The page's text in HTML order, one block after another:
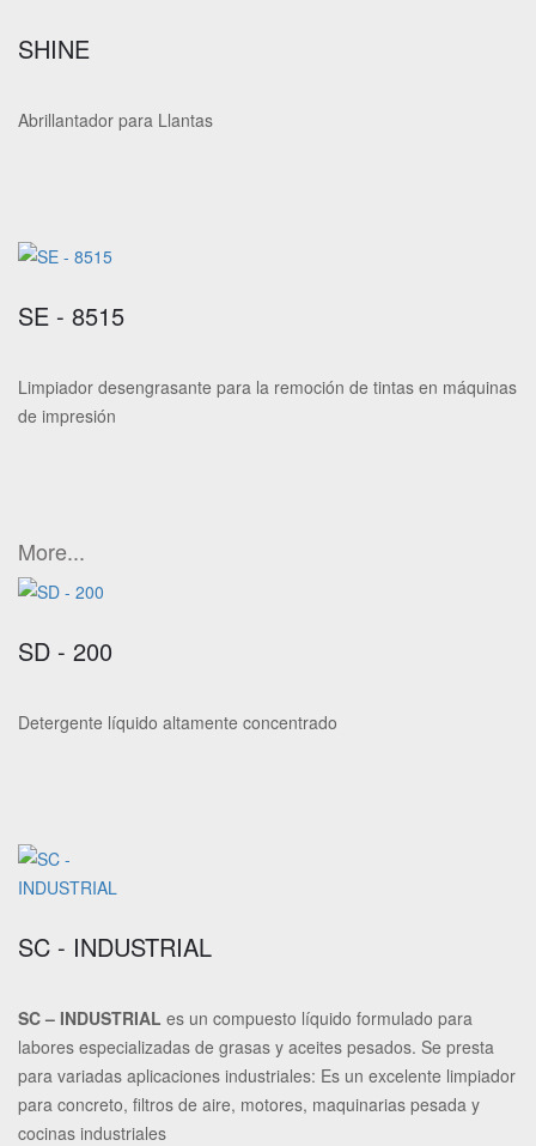
SHINE
Abrillantador para Llantas
SE - 8515
Limpiador desengrasante para la remoción de tintas en máquinas
de impresión
More...
SD - 200
Detergente líquido altamente concentrado
SC - INDUSTRIAL
SC – INDUSTRIAL es un compuesto líquido formulado para
labores especializadas de grasas y aceites pesados. Se presta
para variadas aplicaciones industriales: Es un excelente limpiador
para concreto, filtros de aire, motores, maquinarias pesada y
cocinas industriales